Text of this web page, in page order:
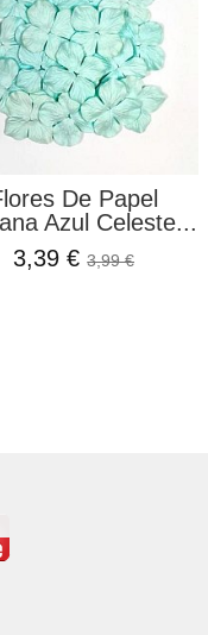
De Papel
Azul Celeste...
3,39 €3,99 €